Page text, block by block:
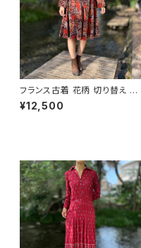
フランス古着 花柄 切り替え ワ
ンピース
¥12,500